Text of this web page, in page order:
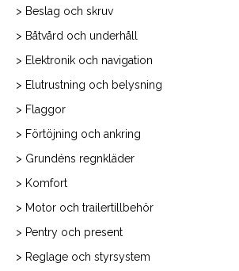
> Beslag och skruv
> Båtvård och underhåll
> Elektronik och navigation
> Elutrustning och belysning
> Flaggor
> Förtöjning och ankring
> Grundéns regnkläder
> Komfort
> Motor och trailertillbehör
> Pentry och present
> Reglage och styrsystem